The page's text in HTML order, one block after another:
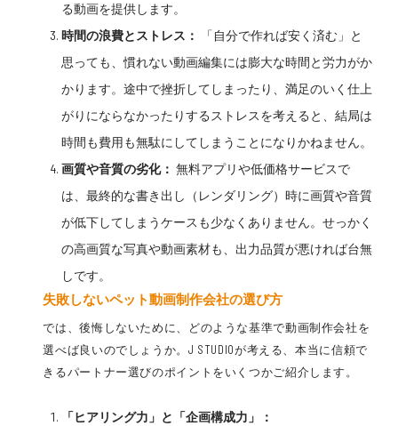
る動画を提供します。
時間の浪費とストレス：
「自分で作れば安く済む」と
思っても、慣れない動画編集には膨大な時間と労力がか
かります。途中で挫折してしまったり、満足のいく仕上
がりにならなかったりするストレスを考えると、結局は
時間も費用も無駄にしてしまうことになりかねません。
画質や音質の劣化： 無料アプリや低価格サービスで
は、最終的な書き出し（レンダリング）時に画質や音質
が低下してしまうケースも少なくありません。せっかく
の高画質な写真や動画素材も、出力品質が悪ければ台無
しです。
失敗しないペット動画制作会社の選び方
では、後悔しないために、どのような基準で動画制作会社を
選べば良いのでしょうか。J STUDIOが考える、本当に信頼で
きるパートナー選びのポイントをいくつかご紹介します。
「ヒアリング力」と「企画構成力」：